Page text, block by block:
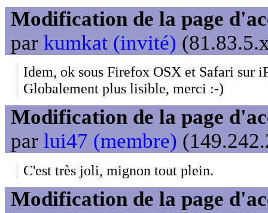
Modification de la page
par kumkat (invité)
Idem, ok sous Firefox OSX et Safari sur
Globalement plus lisible, merci :-)
Modification de la page
par lui47 (membre)
C'est très joli, mignon tout plein.
Modification de la page